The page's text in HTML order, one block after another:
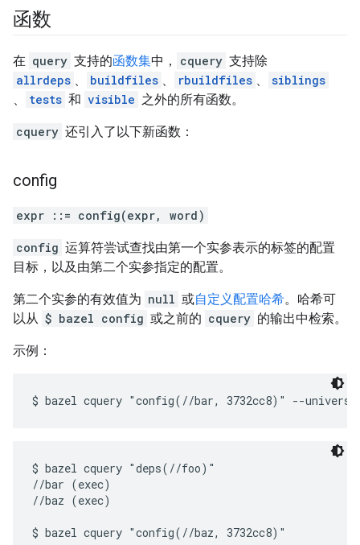
函数
在 query 支持的函数集中， cquery 支持除
allrdeps 、 buildfiles 、 rbuildfiles 、
siblings
、
tests 和 visible 之外的所有函数。
cquery 还引入了以下新函数：
config
expr ::= config(expr, word)
config 运算符尝试查找由第一个实参表示的标签的配置
目标，以及由第二个实参指定的配置。
第二个实参的有效值为 null 或自定义配置哈希。哈希可
以从 $ bazel config 或之前的 cquery 的输出中检索。
示例：
$ bazel cquery "deps(//foo)"
//bar (exec)
//baz (exec)